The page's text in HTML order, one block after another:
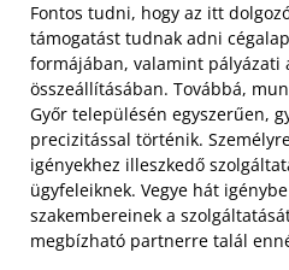
Fontos tudni, hogy az itt
támogatást tudnak adni
formájában, valamint pályázati
összeállításában. Továbbá,
Győr településén egyszerűen,
precizitással történik.
igényekhez illeszkedő
ügyfeleiknek. Vegye hát
szakembereinek a
megbízható partnerre talál